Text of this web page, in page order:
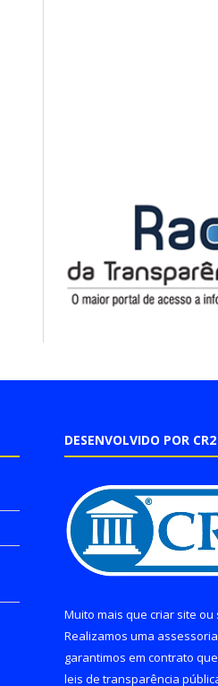
DESENVOLVIDO POR CR2
Muito mais que criar site ou
Realizamos uma assessoria
garantimos em contrato
leis de transparência